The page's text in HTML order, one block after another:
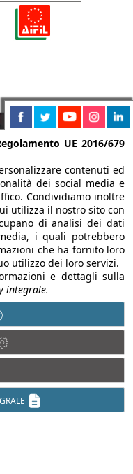
pubblicità
UE 2016/679
contenuti ed
dei social media e
Condividiamo inoltre
utilizza il nostro sito con
di analisi dei dati
i quali potrebbero
che ha fornito loro
utilizzo dei loro servizi.
e dettagli sulla
integrale.